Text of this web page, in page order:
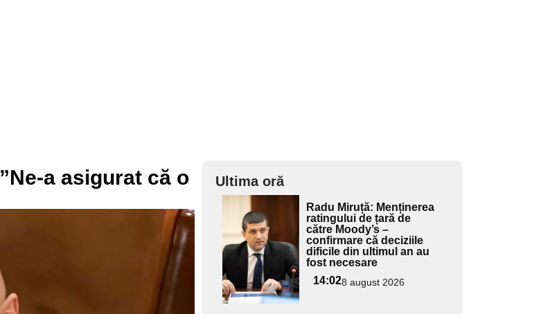
a asigurat că o
Ultima oră
Adaugă
aici textul
pentru
subtitlu
Radu Miruță: Menținerea
ratingului de țară de
către Moody’s –
confirmare că deciziile
dificile din ultimul an au
fost necesare
14:028 august 2026